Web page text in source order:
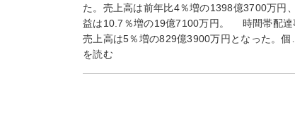
た。売上高は前年比4％増の1398億3700万円
益は10.7％増の19億7100万円。 時間帯配達
売上高は5％増の829億3900万円となった。
を読む